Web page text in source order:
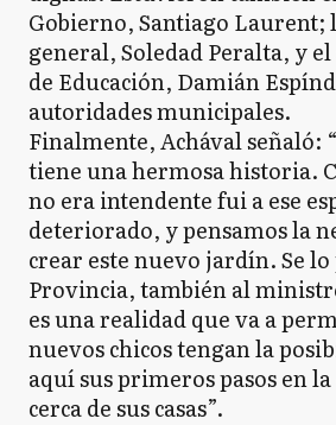
Gobierno, Santiago Laurent;
general, Soledad Peralta, y
de Educación, Damián
autoridades municipales.
Finalmente, Achával señaló:
tiene una hermosa historia.
no era intendente fui a ese
deteriorado, y pensamos la
crear este nuevo jardín. Se
Provincia, también al
es una realidad que va a
nuevos chicos tengan la
aquí sus primeros pasos en
cerca de sus casas”.